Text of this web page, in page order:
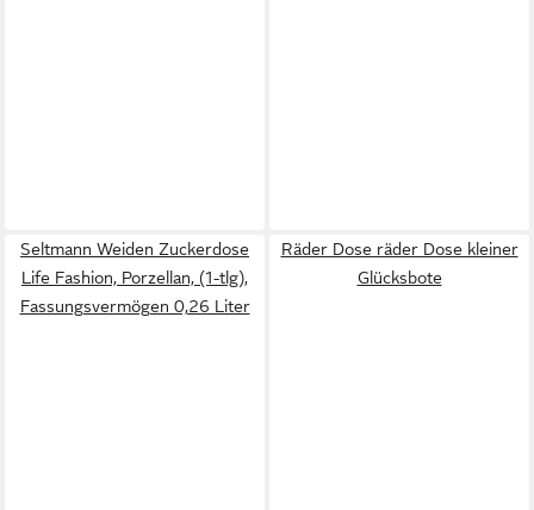
Seltmann Weiden Zuckerdose
Life Fashion, Porzellan, (1-tlg),
Fassungsvermögen 0,26 Liter
Räder Dose räder Dose kleiner
Glücksbote